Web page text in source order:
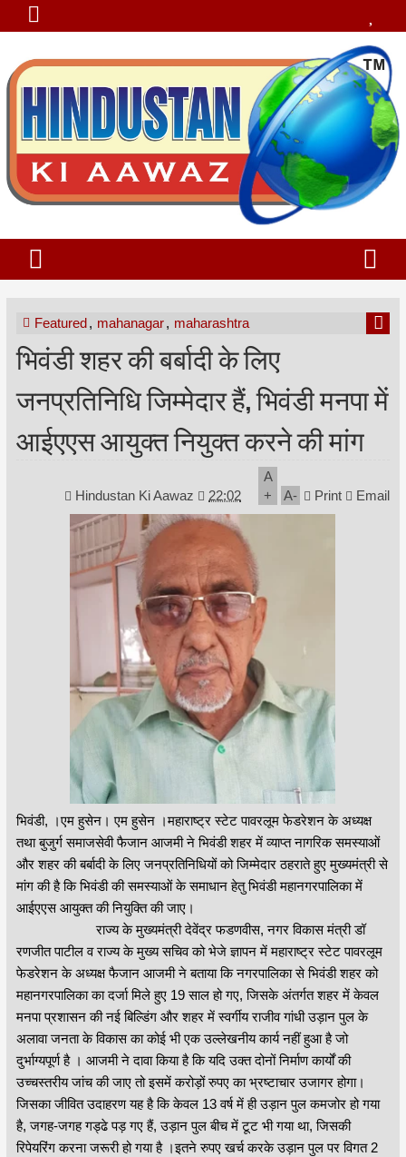
Featured, mahanagar, maharashtra
भिवंडी शहर की बर्बादी के लिए
जनप्रतिनिधि जिम्मेदार हैं, भिवंडी मनपा में
आईएएस आयुक्त नियुक्त करने की मांग
Hindustan Ki Aawaz 22:02
A
+
A- Print Email
भिवंडी, ।एम हुसेन। एम हुसेन ।महाराष्ट्र स्टेट पावरलूम फेडरेशन के अध्यक्ष
तथा बुजुर्ग समाजसेवी फैजान आजमी ने भिवंडी शहर में व्याप्त नागरिक समस्याओं
और शहर की बर्बादी के लिए जनप्रतिनिधियों को जिम्मेदार ठहराते हुए मुख्यमंत्री से
मांग की है कि भिवंडी की समस्याओं के समाधान हेतु भिवंडी महानगरपालिका में
आईएएस आयुक्त की नियुक्ति की जाए।
राज्य के मुख्यमंत्री देवेंद्र फडणवीस, नगर विकास मंत्री डॉ
रणजीत पाटील व राज्य के मुख्य सचिव को भेजे ज्ञापन में महाराष्ट्र स्टेट पावरलूम
फेडरेशन के अध्यक्ष फैजान आजमी ने बताया कि नगरपालिका से भिवंडी शहर को
महानगरपालिका का दर्जा मिले हुए 19 साल हो गए, जिसके अंतर्गत शहर में केवल
मनपा प्रशासन की नई बिल्डिंग और शहर में स्वर्गीय राजीव गांधी उड़ान पुल के
अलावा जनता के विकास का कोई भी एक उल्लेखनीय कार्य नहीं हुआ है जो
दुर्भाग्यपूर्ण है । आजमी ने दावा किया है कि यदि उक्त दोनों निर्माण कार्यों की
उच्चस्तरीय जांच की जाए तो इसमें करोड़ों रुपए का भ्रष्टाचार उजागर होगा।
जिसका जीवित उदाहरण यह है कि केवल 13 वर्ष में ही उड़ान पुल कमजोर हो गया
है, जगह-जगह गड्ढे पड़ गए हैं, उड़ान पुल बीच में टूट भी गया था, जिसकी
रिपेयरिंग करना जरूरी हो गया है ।इतने रुपए खर्च करके उड़ान पुल पर विगत 2